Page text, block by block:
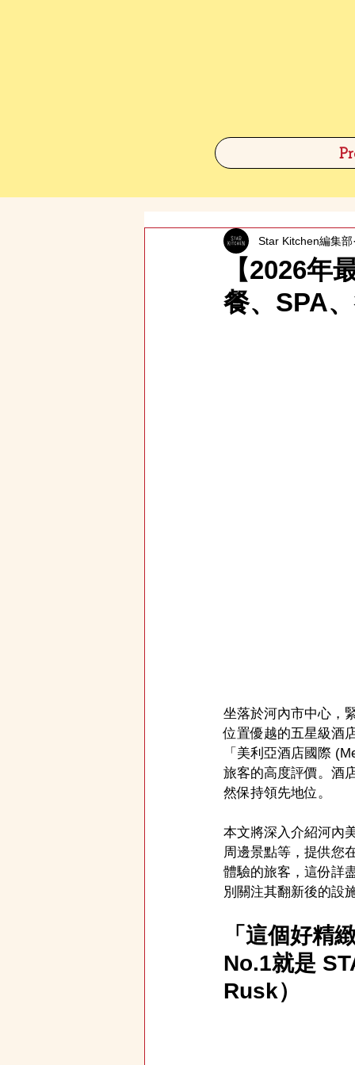
【2026年
餐、SPA
Star Kitchen編集部
坐落於河內市中心，
位置優越的五星級酒
「美利亞酒店國際
旅客的高度評價。酒
然保持領先地位。
本文將深入介紹河內
周邊景點等，提供您
體驗的旅客，這份詳
別關注其翻新後的設
「這個好精
No.1就是
Rusk）